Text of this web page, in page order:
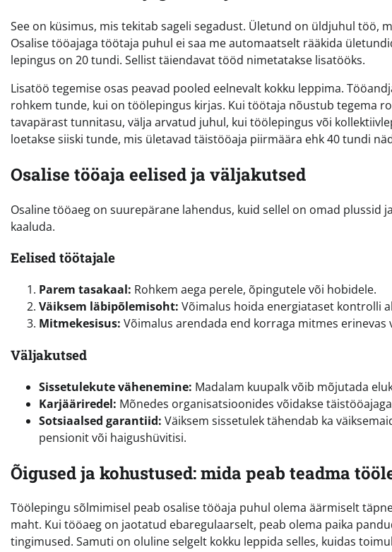
See on küsimus, mis tekitab sageli segadust. Ületund on üldjuhul töö,
Osalise tööajaga töötaja puhul ei saa me automaatselt rääkida
lepingus on 20 tundi. Sellist täiendavat tööd nimetatakse lisatööks.
Lisatöö tegemise osas peavad pooled eelnevalt kokku leppima.
rohkem tunde, kui on töölepingus kirjas. Kui töötaja nõustub tegema
tavapärast tunnitasu, välja arvatud juhul, kui töölepingus või
loetakse siiski tunde, mis ületavad täistööaja piirmäära ehk 40 tundi
Osalise tööaja eelised ja väljakutsed
Osaline tööaeg on suurepärane lahendus, kuid sellel on omad plussid
kaaluda.
Eelised töötajale
Parem tasakaal: Rohkem aega perele, õpingutele või hobidele.
Väiksem läbipõlemisoht: Võimalus hoida energiataset kontrolli
Mitmekesisus: Võimalus arendada end korraga mitmes erinevas
Väljakutsed
Sissetulekute vähenemine: Madalam kuupalk võib mõjutada
Karjääriredel: Mõnedes organisatsioonides võidakse
Sotsiaalsed garantiid: Väiksem sissetulek tähendab ka
pensionit või haigushüvitisi.
Õigused ja kohustused: mida peab teadma
Töölepingu sõlmimisel peab osalise tööaja puhul olema äärmiselt
maht. Kui tööaeg on jaotatud ebaregulaarselt, peab olema paika
tingimused. Samuti on oluline selgelt kokku leppida selles, kuidas